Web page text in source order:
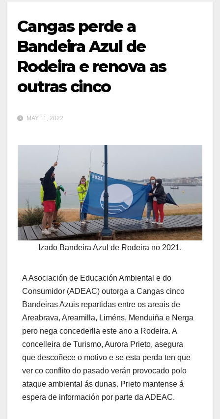
Cangas perde a
Bandeira Azul de
Rodeira e renova as
outras cinco
MAY 11, 2022
Izado Bandeira Azul de Rodeira no 2021.
A Asociación de Educación Ambiental e do
Consumidor (ADEAC) outorga a Cangas cinco
Bandeiras Azuis repartidas entre os areais de
Areabrava, Areamilla, Liméns, Menduiña e Nerga
pero nega concederlla este ano a Rodeira. A
concelleira de Turismo, Aurora Prieto, asegura
que descoñece o motivo e se esta perda ten que
ver co conflito do pasado verán provocado polo
ataque ambiental ás dunas. Prieto mantense á
espera de información por parte da ADEAC.